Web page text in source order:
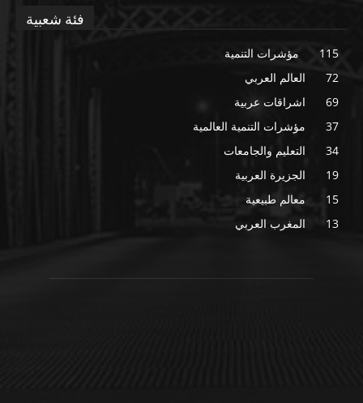
فئة شعبية
مؤشرات التنمية
115
العالم العربي
72
اشراقات عربية
69
مؤشرات التنمية العالمية
37
التعليم والجامعات
34
الجزيرة العربية
19
معالم طبيعية
15
المغرب العربي
13